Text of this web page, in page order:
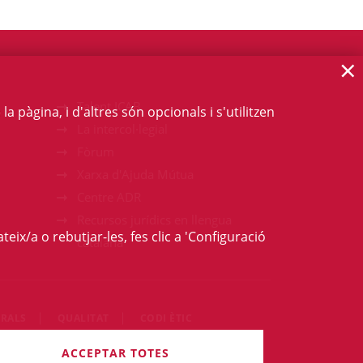
Talent ICAB
catalana
són reservats.
pàgina, i d'altres són opcionals i s'utilitzen
a o rebutjar-les, fes clic a 'Configuració
ACCEPTAR TOTES
×